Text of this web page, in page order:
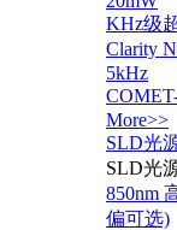
KHz级
Clarity
5kHz
More>>
SLD光
SLD光
850nm
偏可选)